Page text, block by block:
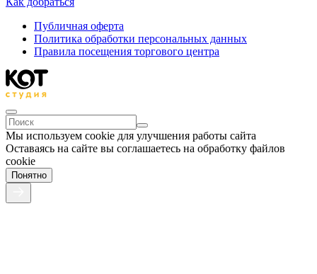
Публичная оферта
Политика обработки персональных данных
Правила посещения торгового центра
Мы используем cookie для улучшения работы сайта
Оставаясь на сайте вы соглашаетесь на обработку файлов
cookie
Понятно